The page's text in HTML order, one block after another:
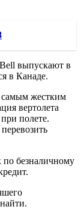
выпускают в
в Канаде.
самым жестким
вертолета
полете.
по безналичному